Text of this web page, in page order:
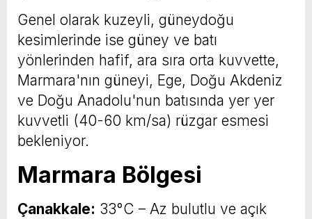
Genel olarak kuzeyli, güneydoğu
kesimlerinde ise güney ve batı
yönlerinden hafif, ara sıra orta kuvvette,
Marmara'nın güneyi, Ege, Doğu Akdeniz
ve Doğu Anadolu'nun batısında yer yer
kuvvetli (40-60 km/sa) rüzgar esmesi
bekleniyor.
Marmara Bölgesi
Çanakkale: 33°C – Az bulutlu ve açık